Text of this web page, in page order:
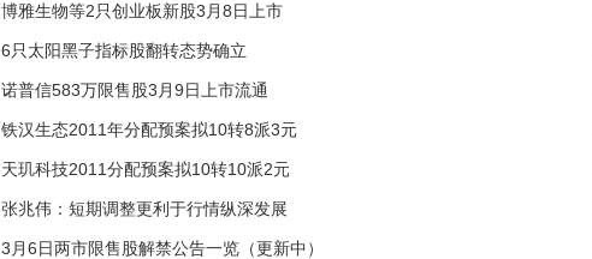
博雅生物等2只创业板新股3月8日上市
6只太阳黑子指标股翻转态势确立
诺普信583万限售股3月9日上市流通
铁汉生态2011年分配预案拟10转8派3元
天玑科技2011分配预案拟10转10派2元
张兆伟：短期调整更利于行情纵深发展
3月6日两市限售股解禁公告一览（更新中）